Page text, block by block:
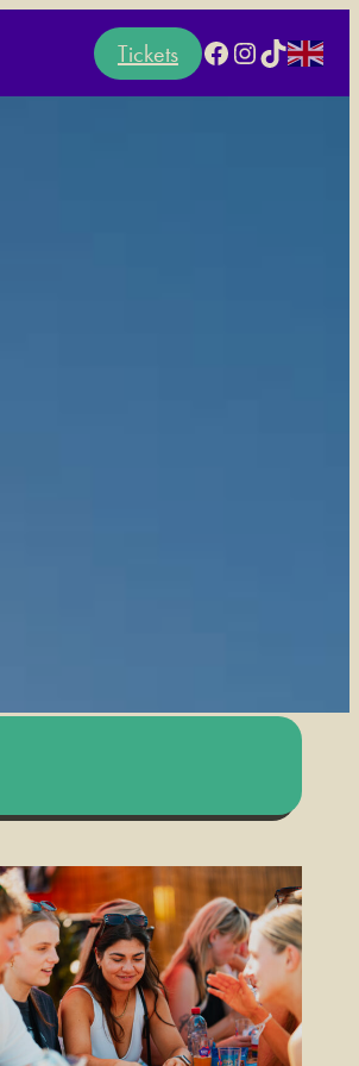
Tickets Facebook
Instagram
TikTok